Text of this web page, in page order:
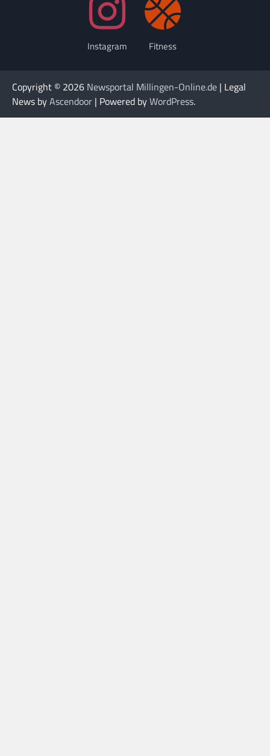
Instagram Fitness
Copyright © 2026 Newsportal Millingen-Online.de | Legal
News byAscendoor | Powered byWordPress.